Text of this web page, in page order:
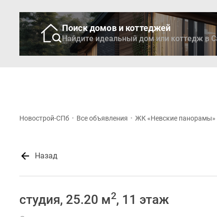
Поиск домов и коттеджей
Найдите идеальный дом или коттедж в
Новострой-СПб • Все объявления • ЖК «Невские панорамы»
Назад
студия, 25.20 м2, 11 этаж